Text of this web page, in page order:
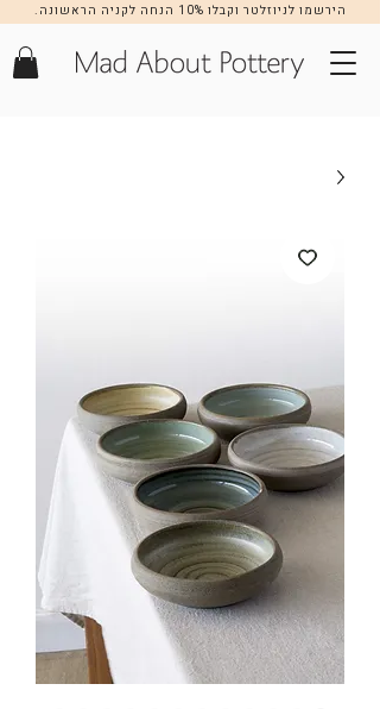
הירשמו לניוזלטר וקבלו 10% הנחה לקניה הראשונה.
הרשמה >>